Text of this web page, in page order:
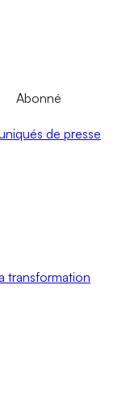
Abonné
de presse
transformation